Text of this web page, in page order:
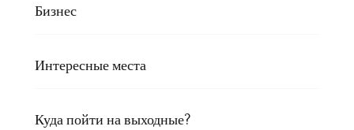
Бизнес
Интересные места
Куда пойти на выходные?